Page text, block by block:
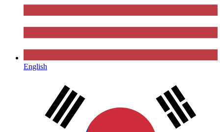
English